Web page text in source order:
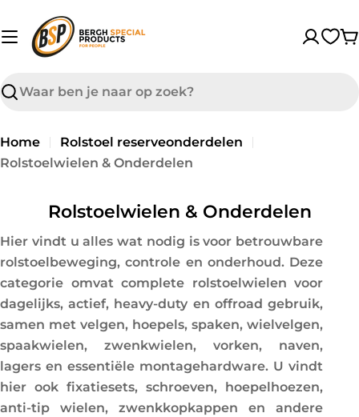
Skip to content
Skip to menu
Skip to footer
naar
inhoud
Zoek
Home
Rolstoel reserveonderdelen
Rolstoelwielen & Onderdelen
C
o
l
l
e
c
t
i
e
:
Rolstoelwielen & Onderdelen
Hier vindt u alles wat nodig is voor betrouwbare
rolstoelbeweging, controle en onderhoud. Deze
categorie omvat complete rolstoelwielen voor
dagelijks, actief, heavy-duty en offroad gebruik,
samen met velgen, hoepels, spaken, wielvelgen,
spaakwielen, zwenkwielen, vorken, naven,
lagers en essentiële montagehardware. U vindt
hier ook fixatiesets, schroeven, hoepelhoezen,
anti-tip wielen, zwenkkopkappen en andere